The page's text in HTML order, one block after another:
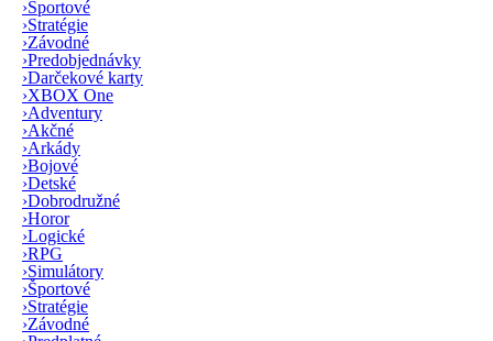
›Športové
›Stratégie
›Závodné
›Predobjednávky
›Darčekové karty
›XBOX One
›Adventury
›Akčné
›Arkády
›Bojové
›Detské
›Dobrodružné
›Horor
›Logické
›RPG
›Simulátory
›Športové
›Stratégie
›Závodné